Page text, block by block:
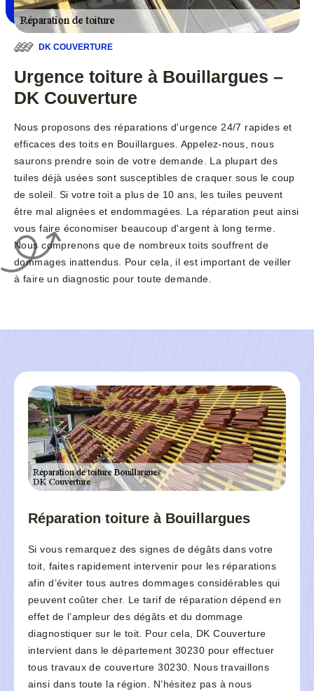
DK COUVERTURE
Urgence toiture à Bouillargues –
DK Couverture
Nous proposons des réparations d'urgence 24/7 rapides et
efficaces des toits en Bouillargues. Appelez-nous, nous
saurons prendre soin de votre demande. La plupart des
tuiles déjà usées sont susceptibles de craquer sous le coup
de soleil. Si votre toit a plus de 10 ans, les tuiles peuvent
être mal alignées et endommagées. La réparation peut ainsi
vous faire économiser beaucoup d'argent à long terme.
Nous comprenons que de nombreux toits souffrent de
dommages inattendus. Pour cela, il est important de veiller
à faire un diagnostic pour toute demande.
Réparation toiture à Bouillargues
Si vous remarquez des signes de dégâts dans votre
toit, faites rapidement intervenir pour les réparations
afin d’éviter tous autres dommages considérables qui
peuvent coûter cher. Le tarif de réparation dépend en
effet de l’ampleur des dégâts et du dommage
diagnostiquer sur le toit. Pour cela, DK Couverture
intervient dans le département 30230 pour effectuer
tous travaux de couverture 30230. Nous travaillons
ainsi dans toute la région. N’hésitez pas à nous